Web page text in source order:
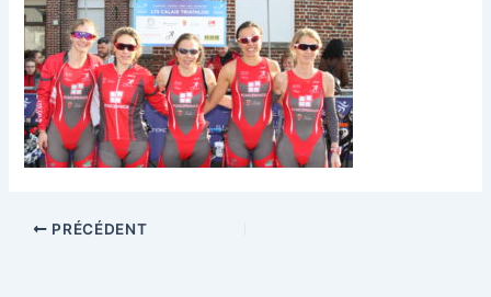
PRÉCÉDENT